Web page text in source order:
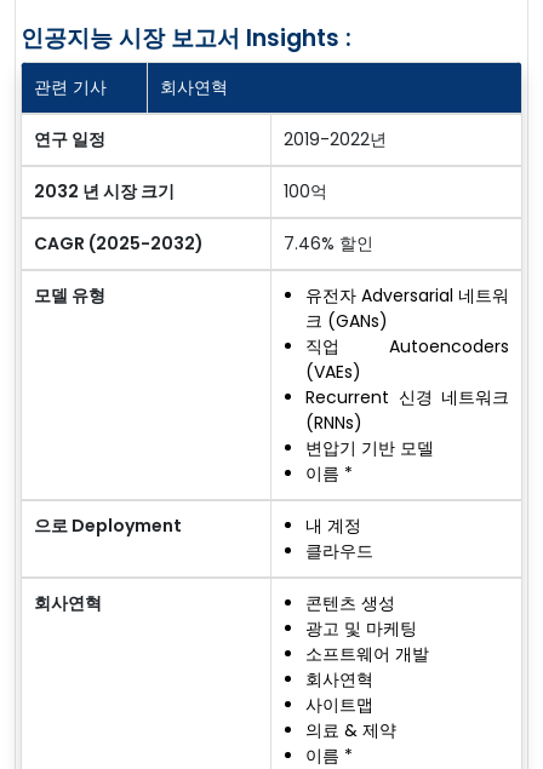
인공지능 시장 보고서 Insights :
관련 기사 회사연혁
연구 일정 2019-2022년
2032 년 시장 크기 100억
CAGR (2025-2032) 7.46% 할인
모델 유형
유전자 Adversarial 네트워
크 (GANs)
직업 Autoencoders
(VAEs)
Recurrent 신경 네트워크
(RNNs)
변압기 기반 모델
이름 *
으로 Deployment
내 계정
클라우드
회사연혁
콘텐츠 생성
광고 및 마케팅
소프트웨어 개발
회사연혁
사이트맵
의료 & 제약
이름 *